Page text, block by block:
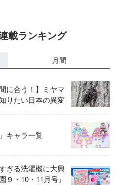
載ランキング
月間
に合う！】ミヤマ
りたい日本の異変
キャラ一覧
ぎる洗濯機に大興
・10・11月号』